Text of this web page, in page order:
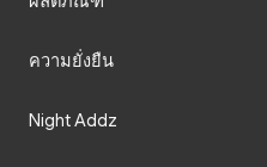
ความยั่งยืน
Night Addz